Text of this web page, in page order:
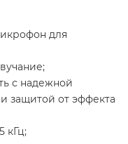
для
с надежной
защитой от эффекта
кГц;